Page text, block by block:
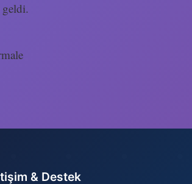
geldi.
& Destek